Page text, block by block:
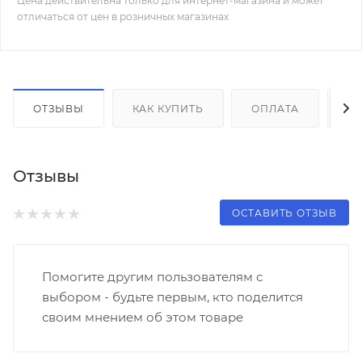
отличаться от цен в розничных магазинах
ОТЗЫВЫ КАК КУПИТЬ ОПЛАТА
Отзывы
ОСТАВИТЬ ОТЗЫВ
Помогите другим пользователям с
выбором - будьте первым, кто поделится
своим мнением об этом товаре